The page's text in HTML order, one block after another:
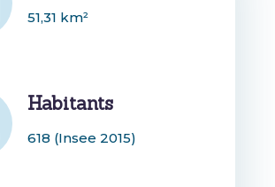
51,31 km²
Habitants
618 (Insee 2015)